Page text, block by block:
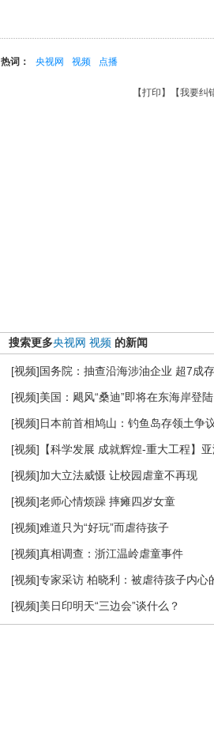
热词： 央视网 视频 点播
【打印 】【我要纠
搜索更多央视网 视频 的新闻
[视频]国务院：抽查沿海涉油企业 超7成
[视频]美国：飓风“桑迪”即将在东海岸登陆
[视频]日本前首相鸠山：钓鱼岛存领土争
[视频]【科学发展 成就辉煌-重大工程】
[视频]加大立法威慑 让校园虐童不再现
[视频]老师心情烦躁 摔瘫四岁女童
[视频]难道只为“好玩”而虐待孩子
[视频]真相调查：浙江温岭虐童事件
[视频]专家采访 柏晓利：被虐待孩子内心
[视频]美日印明天“三边会”谈什么？